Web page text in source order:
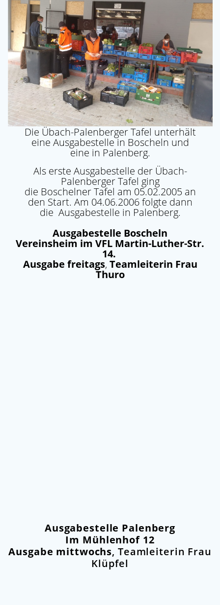
Die Übach-Palenberger Tafel unterhält
eine Ausgabestelle in Boscheln und
eine in Palenberg.
Als erste Ausgabestelle der Übach-
Palenberger Tafel ging
die Boschelner Tafel am 05.02.2005 an
den Start. Am 04.06.2006 folgte dann
die Ausgabestelle in Palenberg.
Ausgabestelle Boscheln
Vereinsheim im VFL Martin-Luther-Str.
14.
Ausgabe freitags, Teamleiterin Frau
Thuro
Ausgabestelle Palenberg
Im Mühlenhof 12
Ausgabe mittwochs, Teamleiterin Frau
Klüpfel